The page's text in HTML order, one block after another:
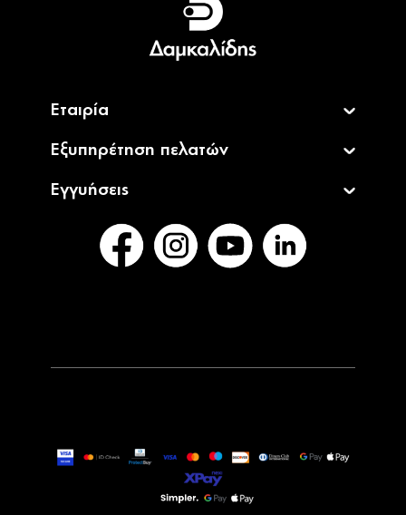
English
Εταιρία
Εξυπηρέτηση πελατών
Εγγυήσεις